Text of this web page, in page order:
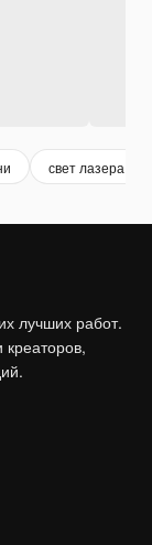
свет лазера
лучших работ.